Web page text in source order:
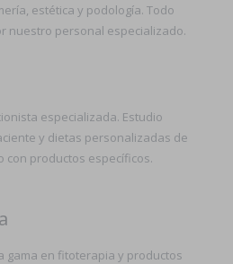
estética y podología. Todo
nuestro personal especializado.
especializada. Estudio
y dietas personalizadas de
con productos específicos.
gama en fitoterapia y productos